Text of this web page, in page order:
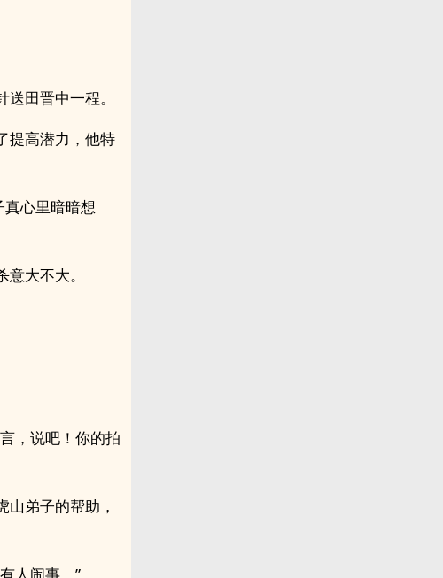
田晋中一程。
提高潜力，他特
真心里暗暗想
大不大。
，说吧！你的拍
弟子的帮助，